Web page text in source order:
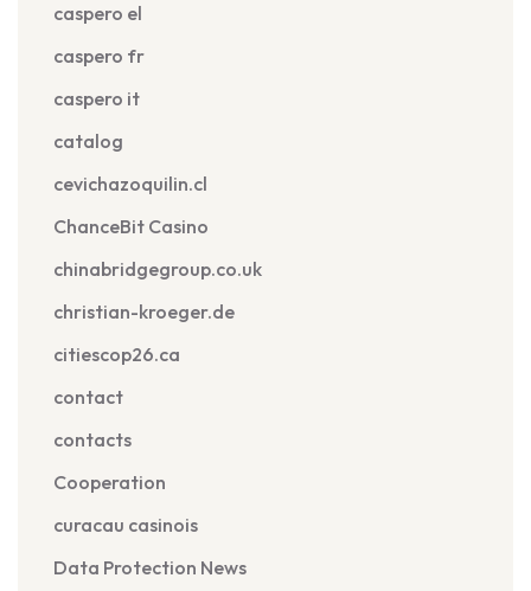
caspero el
caspero fr
caspero it
catalog
cevichazoquilin.cl
ChanceBit Casino
chinabridgegroup.co.uk
christian-kroeger.de
citiescop26.ca
contact
contacts
Cooperation
curacau casinois
Data Protection News